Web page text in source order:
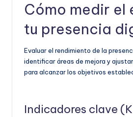
Cómo medir el
tu presencia
Evaluar el rendimiento de la
identificar áreas de mejora y
para alcanzar los objetivos
Indicadores clave